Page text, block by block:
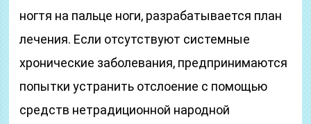
ногтя на пальце ноги, разрабатывается план
лечения. Если отсутствуют системные
хронические заболевания, предпринимаются
попытки устранить отслоение с помощью
средств нетрадиционной народной